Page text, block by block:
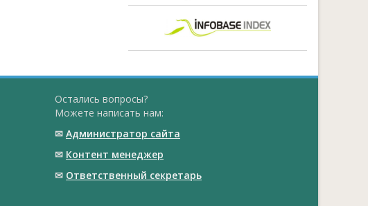
Остались вопросы?
Можете написать нам:
✉ Администратор сайта
✉ Контент менеджер
✉ Ответственный cекретарь